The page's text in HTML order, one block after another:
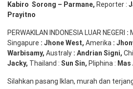
Kabiro Sorong – Parmane, Reporter :
Prayitno
PERWAKILAN INDONESIA LUAR NEGERI :
Singapure : JhoneWest, Amerika :
Warbisamy, Australy : Andrian Signi,
Jacky, Thailand : Sun Sin, Pliphina :
Silahkan pasang Iklan, murah dan